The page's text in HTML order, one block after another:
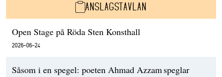
ANSLAGSTAVLAN
Open Stage på Röda Sten Konsthall
2026-06-24
Såsom i en spegel: poeten Ahmad Azzam speglar